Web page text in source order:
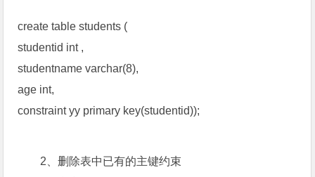
create table students (
studentid int ,
studentname varchar(8),
age int,
constraint yy primary key(studentid));
2、删除表中已有的主键约束